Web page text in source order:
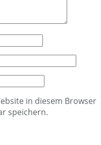
in diesem Browser
speichern.